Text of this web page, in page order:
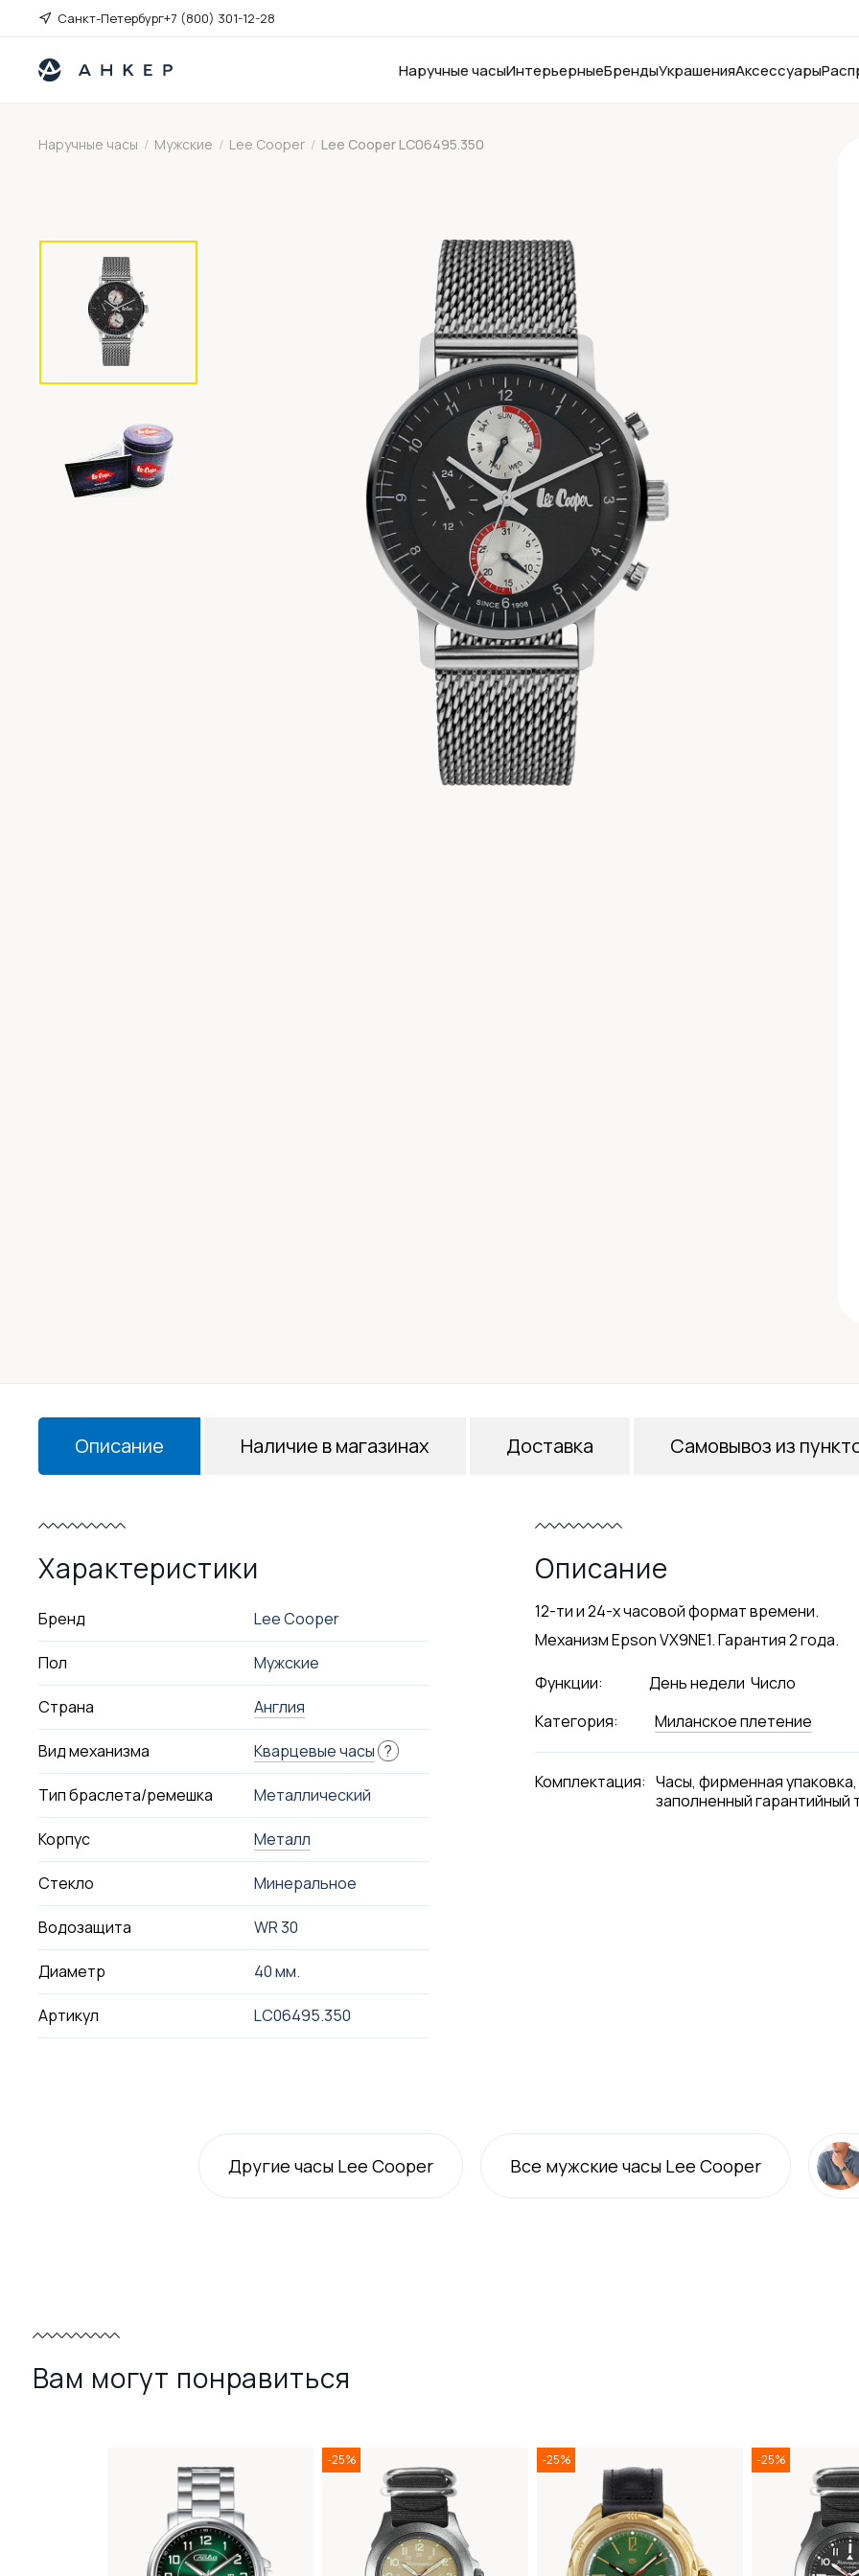
Санкт-Петербург+7 (800) 301-12-28
Наручные часыИнтерьерныеБрендыУкрашенияАксессуары
Наручные часы / Мужские / Lee Cooper / Lee Cooper LC06495.350
Описание
Характеристики
Бренд Lee Cooper
Пол Мужские
Страна Англия
Вид механизма Кварцевые часы ?
Тип браслета/ремешка Металлический
Корпус Металл
Стекло Минеральное
Водозащита WR 30
Диаметр 40 мм.
Артикул LC06495.350
Описание
12-ти и 24-х часовой формат времени.
Механизм Epson VX9NE1. Гарантия 2 года.
Функции: День недели Число
Категория:
Миланское плетение
Комплектация: Часы, фирменная
заполненный гарантийный
Наличие в магазинах Доставка Самовывоз из
Другие часы Lee Cooper Все мужские часы Lee Cooper
Вам могут понравиться
-25% -25% -25%